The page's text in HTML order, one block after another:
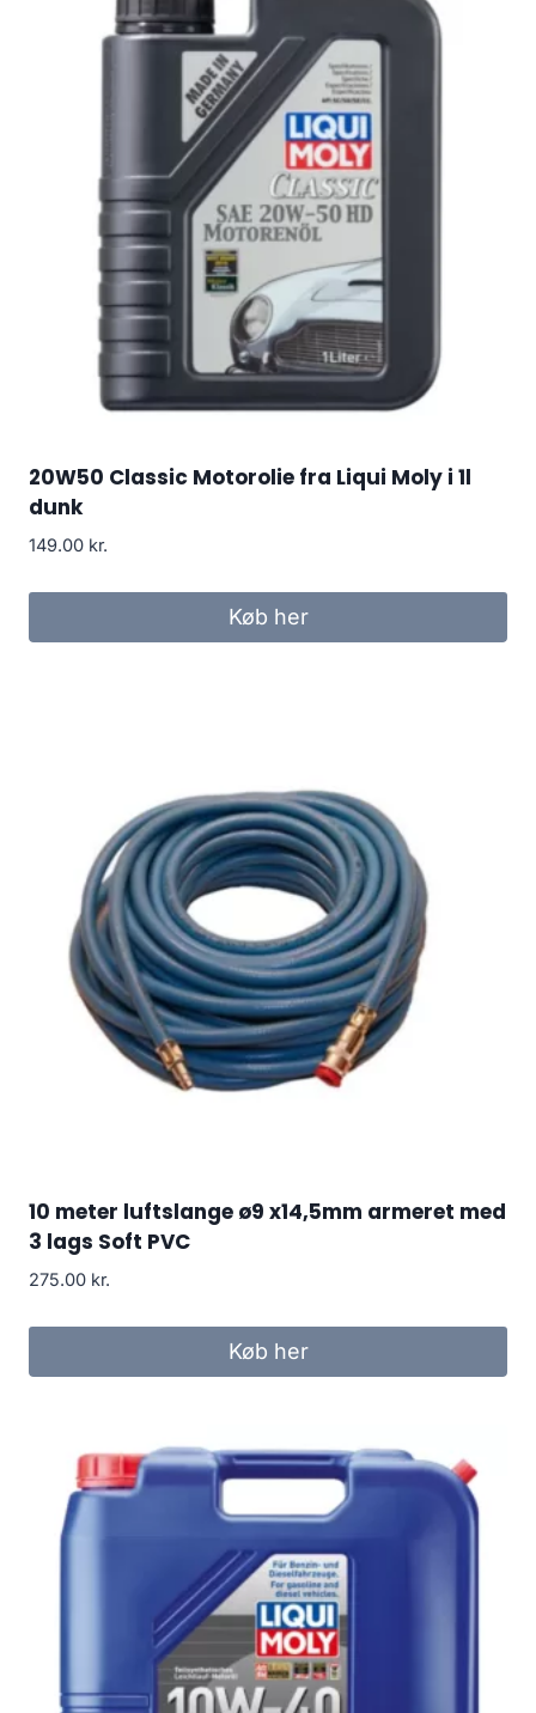
20W50 Classic Motorolie fra Liqui Moly i 1l
dunk
149.00 kr.
Køb her
10 meter luftslange ø9 x14,5mm armeret med
3 lags Soft PVC
275.00 kr.
Køb her